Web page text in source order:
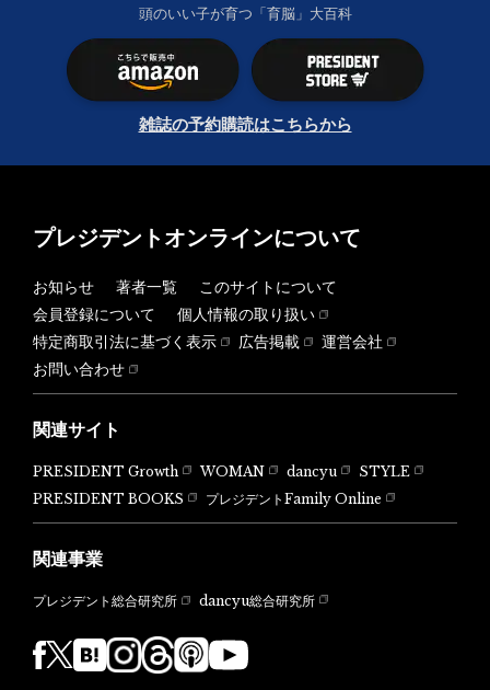
頭のいい子が育つ「育脳」大百科
雑誌の予約購読はこちらから
プレジデントオンラインについて
お知らせ 著者一覧
このサイトについて
会員登録について
個人情報の取り扱い
特定商取引法に基づく表示
広告掲載
運営会社
お問い合わせ
関連サイト
PRESIDENT Growth WOMAN dancyu
STYLE
PRESIDENT BOOKS
プレジデントFamily Online
関連事業
プレジデント総合研究所 dancyu総合研究所